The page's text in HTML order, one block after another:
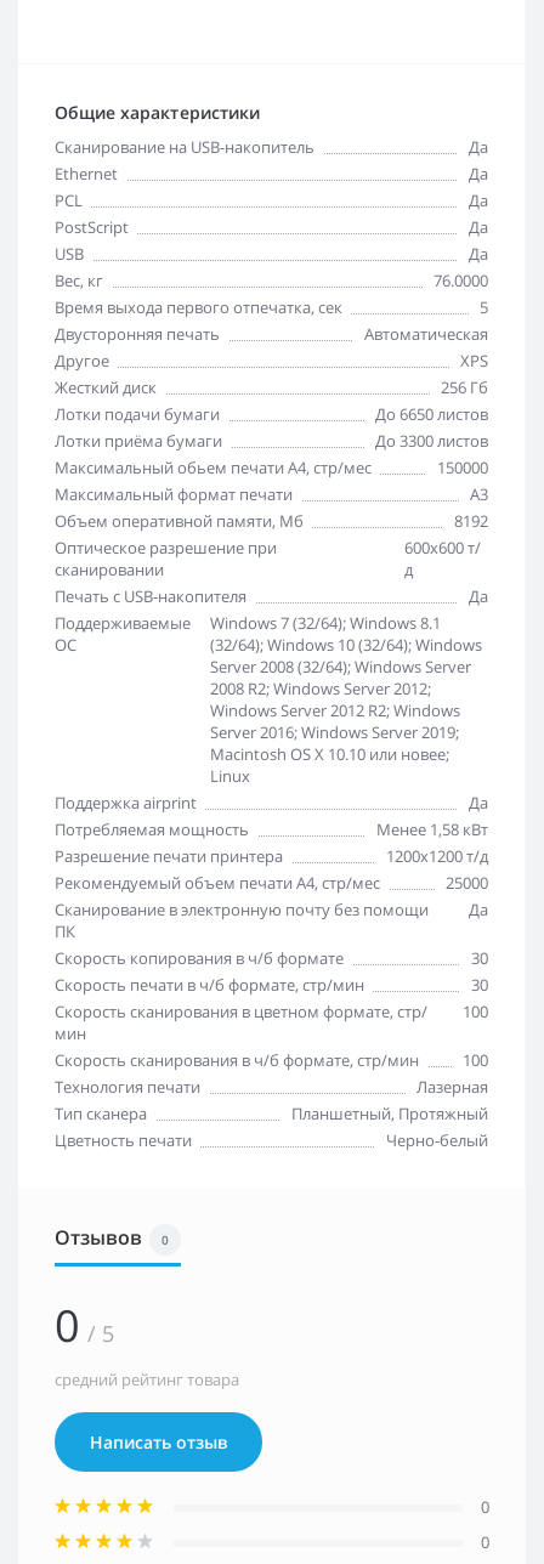
Общие характеристики
Cканирование на USB-накопитель
Да
Ethernet
Да
PCL
Да
PostScript
Да
USB
Да
Вес, кг
76.0000
Время выхода первого отпечатка, сек
5
Двусторонняя печать
Автоматическая
Другое
XPS
Жесткий диск
256 Гб
Лотки подачи бумаги
До 6650 листов
Лотки приёма бумаги
До 3300 листов
Максимальный обьем печати А4, стр/мес
150000
Максимальный формат печати
A3
Объем оперативной памяти, Мб
8192
Оптическое разрешение при
сканировании
600x600 т/
д
Печать с USB-накопителя
Да
Поддерживаемые
ОС
Windows 7 (32/64); Windows 8.1
(32/64); Windows 10 (32/64); Windows
Server 2008 (32/64); Windows Server
2008 R2; Windows Server 2012;
Windows Server 2012 R2; Windows
Server 2016; Windows Server 2019;
Macintosh OS X 10.10 или новее;
Linux
Поддержка airprint
Да
Потребляемая мощность
Менее 1,58 кВт
Разрешение печати принтера
1200x1200 т/д
Рекомендуемый объем печати А4, стр/мес
25000
Сканирование в электронную почту без помощи
ПК
Да
Скорость копирования в ч/б формате
30
Скорость печати в ч/б формате, стр/мин
30
Скорость сканирования в цветном формате, стр/
мин
100
Скорость сканирования в ч/б формате, стр/мин
100
Технология печати
Лазерная
Тип сканера
Планшетный, Протяжный
Цветность печати
Черно-белый
Отзывов 0
0 / 5
средний рейтинг товара
Написать отзыв
0
0